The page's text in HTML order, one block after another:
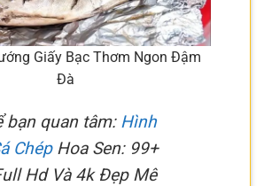
Giấy Bạc Thơm Ngon Đậm
Đà
bạn quan tâm: Hình
ChépHoa Sen: 99+
Hd Và 4k Đẹp Mê